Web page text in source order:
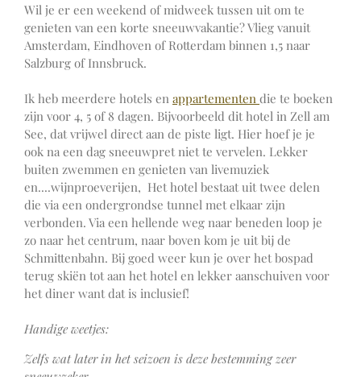
Wil je er een weekend of midweek tussen uit om te
genieten van een korte sneeuwvakantie? Vlieg vanuit
Amsterdam, Eindhoven of Rotterdam binnen 1,5 naar
Salzburg of Innsbruck.
Ik heb meerdere hotels en appartementen die te boeken
zijn voor 4, 5 of 8 dagen. Bijvoorbeeld dit hotel in Zell am
See, dat vrijwel direct aan de piste ligt. Hier hoef je je
ook na een dag sneeuwpret niet te vervelen. Lekker
buiten zwemmen en genieten van livemuziek
en....wijnproeverijen, Het hotel bestaat uit twee delen
die via een ondergrondse tunnel met elkaar zijn
verbonden. Via een hellende weg naar beneden loop je
zo naar het centrum, naar boven kom je uit bij de
Schmittenbahn. Bij goed weer kun je over het bospad
terug skiën tot aan het hotel en lekker aanschuiven voor
het diner want dat is inclusief!
Handige weetjes:
Zelfs wat later in het seizoen is deze bestemming zeer